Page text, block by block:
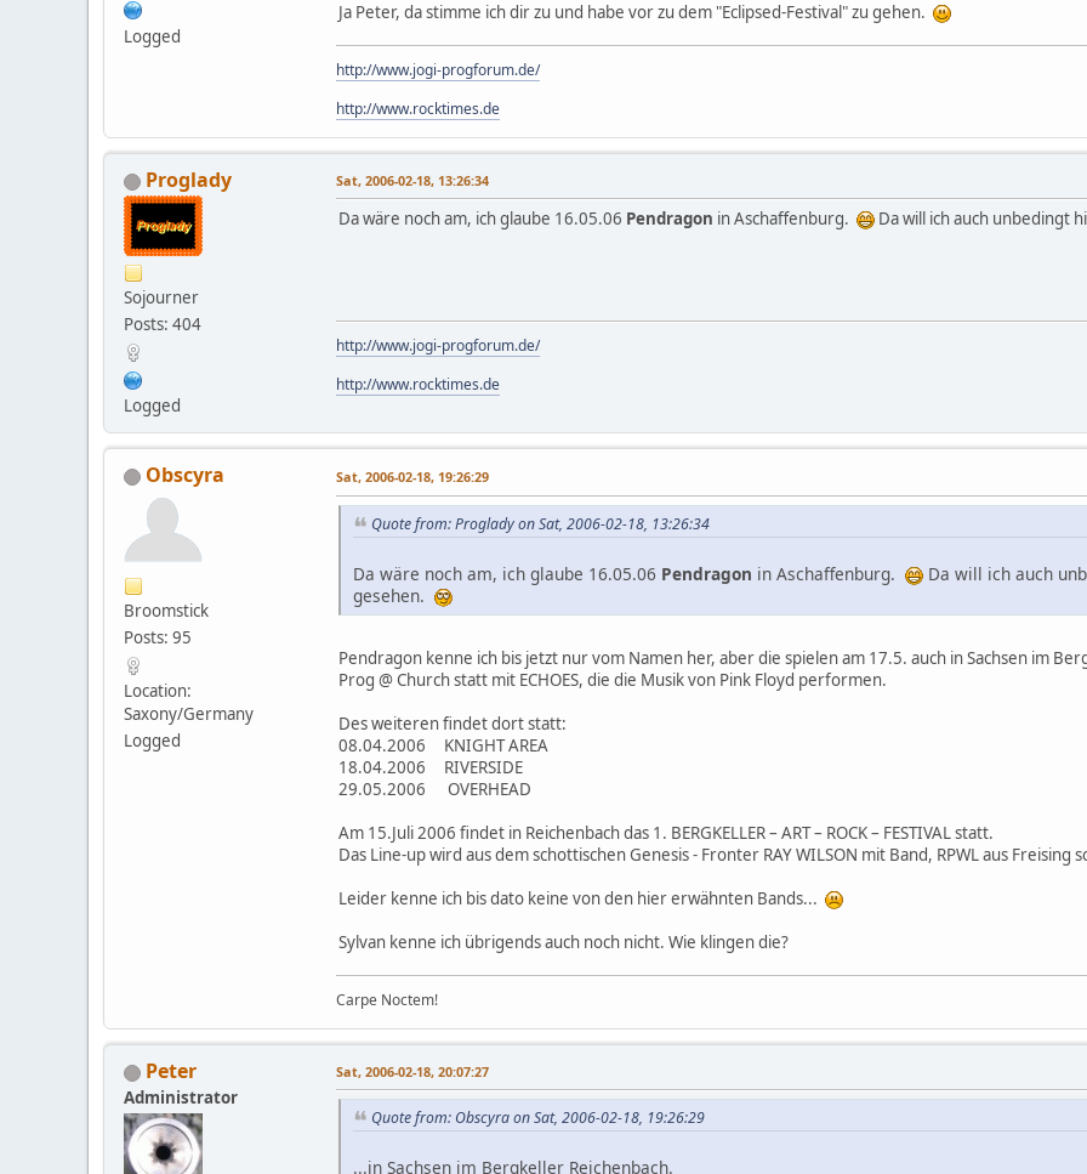
Logged
Ja Peter, da stimme ich dir zu und habe vor zu dem "Eclipsed-Festival" zu gehen.
http://www.jogi-progforum.de/
http://www.rocktimes.de
Proglady
Sojourner
Posts: 404
Logged
Sat, 2006-02-18, 13:26:34
Da wäre noch am, ich glaube 16.05.06 Pendragon in Aschaffenburg. Da will ich auch unbedingt
http://www.jogi-progforum.de/
http://www.rocktimes.de
Obscyra
Broomstick
Posts: 95
Location:
Saxony/Germany
Logged
Sat, 2006-02-18, 19:26:29
Quote from: Proglady on Sat, 2006-02-18, 13:26:34
Da wäre noch am, ich glaube 16.05.06 Pendragon in Aschaffenburg.
Da will ich auch
gesehen.
Pendragon kenne ich bis jetzt nur vom Namen her, aber die spielen am 17.5. auch in Sachsen im
Prog @ Church statt mit ECHOES, die die Musik von Pink Floyd performen.
Des weiteren findet dort statt:
08.04.2006 KNIGHT AREA
18.04.2006 RIVERSIDE
29.05.2006 OVERHEAD
Am 15.Juli 2006 findet in Reichenbach das 1. BERGKELLER – ART – ROCK – FESTIVAL statt.
Das Line-up wird aus dem schottischen Genesis - Fronter RAY WILSON mit Band, RPWL aus
Leider kenne ich bis dato keine von den hier erwähnten Bands...
Sylvan kenne ich übrigends auch noch nicht. Wie klingen die?
Carpe Noctem!
Peter
Administrator
Sat, 2006-02-18, 20:07:27
Quote from: Obscyra on Sat, 2006-02-18, 19:26:29
...in Sachsen im Bergkeller Reichenbach.